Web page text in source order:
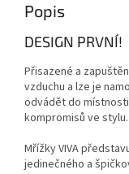
Popis
DESIGN PRVNÍ!
Přisazené a
vzduchu a lze je
odvádět do
kompromisů ve stylu.
Mřížky VIVA
jedinečného a